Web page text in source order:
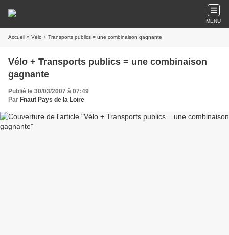
MENU
Accueil » Vélo + Transports publics = une combinaison gagnante
Vélo + Transports publics = une combinaison
gagnante
Publié le 30/03/2007 à 07:49
Par Fnaut Pays de la Loire